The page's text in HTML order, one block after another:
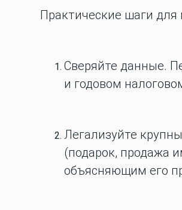
Практические шаги
Сверяйте данные.
и годовом
Легализуйте
(подарок, продажа
объясняющим его